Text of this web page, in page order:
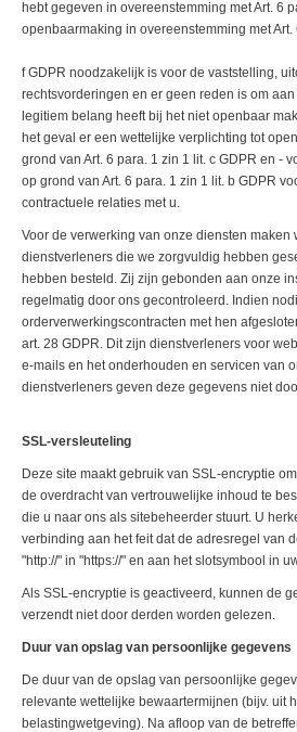
hebt gegeven in overeenstemming met Art. 6
openbaarmaking in overeenstemming met Art.
f GDPR noodzakelijk is voor de vaststelling,
rechtsvorderingen en er geen reden is om
legitiem belang heeft bij het niet openbaar
het geval er een wettelijke verplichting tot
grond van Art. 6 para. 1 zin 1 lit. c GDPR en -
op grond van Art. 6 para. 1 zin 1 lit. b GDPR
contractuele relaties met u.
Voor de verwerking van onze diensten maken
dienstverleners die we zorgvuldig hebben
hebben besteld. Zij zijn gebonden aan onze
regelmatig door ons gecontroleerd. Indien
orderverwerkingscontracten met hen
art. 28 GDPR. Dit zijn dienstverleners voor
e-mails en het onderhouden en servicen van
dienstverleners geven deze gegevens niet
SSL-versleuteling
Deze site maakt gebruik van SSL-encryptie
de overdracht van vertrouwelijke inhoud te
die u naar ons als sitebeheerder stuurt. U
verbinding aan het feit dat de adresregel van
"http://" in "https://" en aan het slotsymbool in
Als SSL-encryptie is geactiveerd, kunnen de
verzendt niet door derden worden gelezen.
Duur van opslag van persoonlijke gegevens
De duur van de opslag van persoonlijke
relevante wettelijke bewaartermijnen (bijv. uit
belastingwetgeving). Na afloop van de